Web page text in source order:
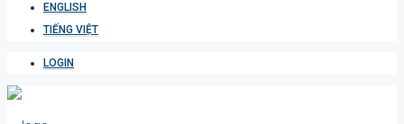
ENGLISH
TIẾNG VIỆT
LOGIN